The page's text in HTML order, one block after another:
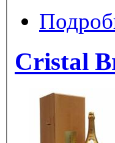
Cristal